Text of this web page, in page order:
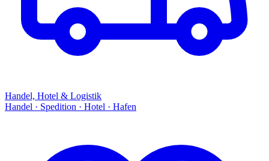
Handel, Hotel & Logistik
Handel · Spedition · Hotel · Hafen